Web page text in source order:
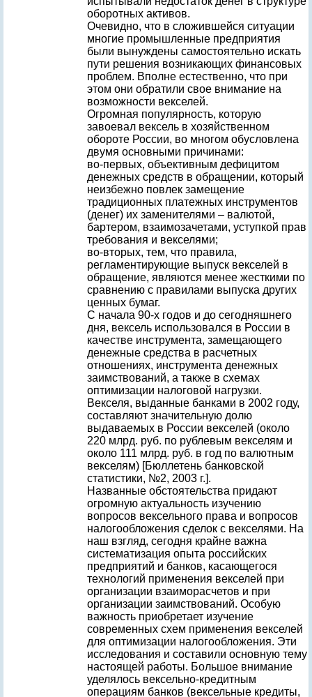
оборотных активов.
Очевидно, что в сложившейся ситуации
многие промышленные предприятия
были вынуждены самостоятельно искать
пути решения возникающих финансовых
проблем. Вполне естественно, что при
этом они обратили свое внимание на
возможности векселей.
Огромная популярность, которую
завоевал вексель в хозяйственном
обороте России, во многом обусловлена
двумя основными причинами:
во-первых, объективным дефицитом
денежных средств в обращении, который
неизбежно повлек замещение
традиционных платежных инструментов
(денег) их заменителями – валютой,
бартером, взаимозачетами, уступкой прав
требования и векселями;
во-вторых, тем, что правила,
регламентирующие выпуск векселей в
обращение, являются менее жесткими по
сравнению с правилами выпуска других
ценных бумаг.
С начала 90-х годов и до сегодняшнего
дня, вексель использовался в России в
качестве инструмента, замещающего
денежные средства в расчетных
отношениях, инструмента денежных
заимствований, а также в схемах
оптимизации налоговой нагрузки.
Векселя, выданные банками в 2002 году,
составляют значительную долю
выдаваемых в России векселей (около
220 млрд. руб. по рублевым векселям и
около 111 млрд. руб. в год по валютным
векселям) [Бюллетень банковской
статистики, №2, 2003 г.].
Названные обстоятельства придают
огромную актуальность изучению
вопросов вексельного права и вопросов
налогообложения сделок с векселями. На
наш взгляд, сегодня крайне важна
систематизация опыта российских
предприятий и банков, касающегося
технологий применения векселей при
организации взаиморасчетов и при
организации заимствований. Особую
важность приобретает изучение
современных схем применения векселей
для оптимизации налогообложения. Эти
исследования и составили основную тему
настоящей работы. Большое внимание
уделялось вексельно-кредитным
операциям банков (вексельные кредиты,